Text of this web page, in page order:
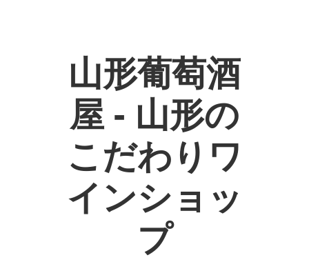
山形葡萄酒
屋 - 山形の
こだわりワ
インショッ
プ